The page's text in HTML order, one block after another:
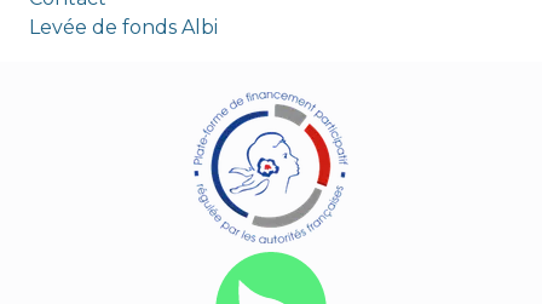
Levée de fonds Albi